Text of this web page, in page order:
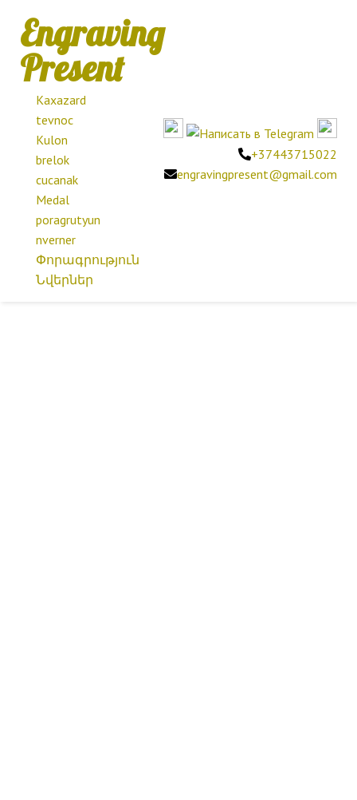
Engraving
Present
Kaxazard
tevnoc
Kulon
brelok
cucanak
Medal
poragrutyun
nverner
Փորագրություն
Նվերներ
+37443715022
engravingpresent@gmail.com